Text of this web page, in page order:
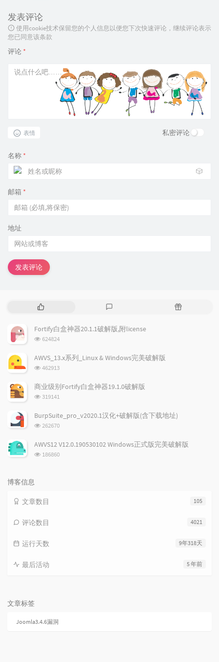
发表评论
使用cookie技术保留您的个人信息以便您下次快速评论，继续评论表示
您已同意该条款
评论 *
表情 私密评论
名称 *
🎲
邮箱 *
地址
发表评论
热
文
章
评
论
随
Fortify白盒神器20.1.1破解版,附license
浏
次
624824
AWVS_13.x系列_Linux & Windows完美破解版
浏
次
462913
商业级别Fortify白盒神器19.1.0破解版
浏
次
数:
319141
BurpSuite_pro_v2020.1汉化+破解版(含下载地址)
浏
次
262670
AWVS12 V12.0.190530102 Windows正式版完美破解版
浏
186860
博客信息
105
文章数目
4021
评论数目
9年318天
运行天数
5 年前
最后活动
文章标签
Joomla3.4.6漏洞